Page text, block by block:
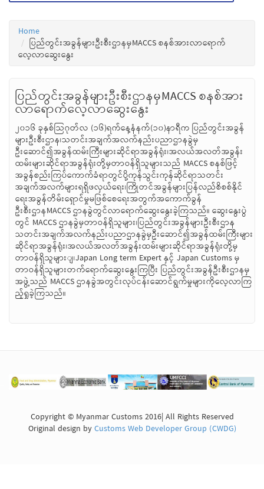
Home
ပြည်တွင်းအခွန်များဦးစီးဌာနမှMACCS စနစ်အားလာရောက်
လေ့လာဆွေးနွေး
ပြည်တွင်းအခွန်များဦးစီးဌာနမှMACCS စနစ်အား
လာရောက်လေ့လာဆွေးနွေး
၂၀၁၆ ခုနှစ်သြဂုတ်လ (၁၆)ရက်နေ့နံနက်(၁၀)နာရီက ပြည်တွင်းအခွန်
များဦးစီးဌာန၊သတင်းအချက်အလက်နည်းပညာဌာနခွဲမှ
ဦးဆောင်၍အခွန်ထမ်းကြီးများဆိုင်ရာအခွန်ရုံး၊အလယ်အလတ်အခွန်း
ထမ်းများဆိုင်ရာအခွန်ရုံးတို့မှတာဝန်ရှိသူများသည် MACCS စနစ်ဖြင့်
အခွန်စည်းကြပ်ကောက်ခံရာတွင်ပို့ကုန်သွင်းကုန်ဆိုင်ရာသတင်း
အချက်အလက်များရရှိဖလှယ်ရေး၊ကြိုတင်အခွန်များပြန်လည်စိစစ်နိုင်
ရေးအခွန်တိမ်းရှောင်မှုမဖြစ်စေရေးအတွက်အကောက်ခွန်
ဦးစီးဌာနMACCS ဌာနခွဲတွင်လာရောက်ဆွေးနွေးခဲ့ကြသည်။ ဆွေးနွေးပွဲ
တွင် MACCS ဌာနခွဲမှတာဝန်ရှိသူများ၊ပြည်တွင်းအခွန်များဦးစီးဌာန
သတင်းအချက်အလက်နည်းပညာဌာနခွဲမှဦးဆောင်၍အခွန်ထမ်းကြီးများ
ဆိုင်ရာအခွန်ရုံး၊အလယ်အလတ်အခွန်းထမ်းများဆိုင်ရာအခွန်ရုံးတို့မှ
တာဝန်ရှိသူများျ၊Japan Long term Expert နှင့် Japan Customs မှ
တာဝန်ရှိသူများတက်ရောက်ဆွေးနွေးကြပြီး ပြည်တွင်းအခွန်ဦးစီးဌာနမှ
အဖွဲ့သည် MACCS ဌာနခွဲအတွင်းလုပ်ငန်းဆောင်ရွက်မှုများကိုလေ့လာကြ
ည့်ရှုခဲ့ကြသည်။
Copyright © Myanmar Customs 2016| All Rights Reserved
Original design byCustoms Web Developer Group (CWDG)